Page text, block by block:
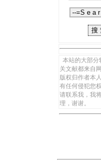
本站的大部分
关文献都来自
版权归作者本
有任何侵犯您
请联系我，我
理，谢谢。